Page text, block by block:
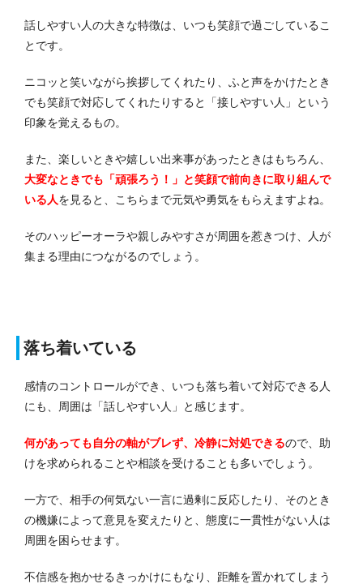
話しやすい人の大きな特徴は、いつも笑顔で過ごしているこ
とです。
ニコッと笑いながら挨拶してくれたり、ふと声をかけたとき
でも笑顔で対応してくれたりすると「接しやすい人」という
印象を覚えるもの。
また、楽しいときや嬉しい出来事があったときはもちろん、
大変なときでも「頑張ろう！」と笑顔で前向きに取り組んで
いる人を見ると、こちらまで元気や勇気をもらえますよね。
そのハッピーオーラや親しみやすさが周囲を惹きつけ、人が
集まる理由につながるのでしょう。
落ち着いている
感情のコントロールができ、いつも落ち着いて対応できる人
にも、周囲は「話しやすい人」と感じます。
何があっても自分の軸がブレず、冷静に対処できるので、助
けを求められることや相談を受けることも多いでしょう。
一方で、相手の何気ない一言に過剰に反応したり、そのとき
の機嫌によって意見を変えたりと、態度に一貫性がない人は
周囲を困らせます。
不信感を抱かせるきっかけにもなり、距離を置かれてしまう